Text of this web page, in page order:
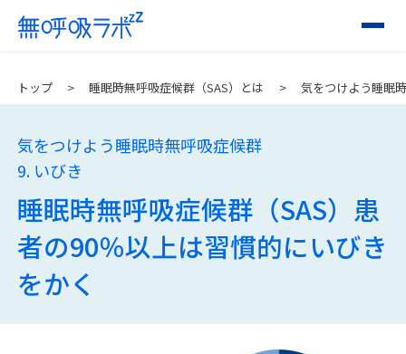
トップ 睡眠時無呼吸症候群（SAS）とは 気をつけよう睡眠
睡眠時無呼吸症候群（SAS）患
者の90％以上は習慣的にいびき
をかく
気をつけよう睡眠時無呼吸症候群
9. いびき